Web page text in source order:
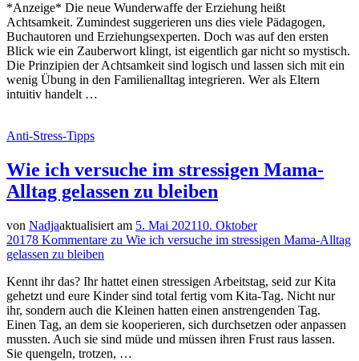
*Anzeige* Die neue Wunderwaffe der Erziehung heißt
Achtsamkeit. Zumindest suggerieren uns dies viele Pädagogen,
Buchautoren und Erziehungsexperten. Doch was auf den ersten
Blick wie ein Zauberwort klingt, ist eigentlich gar nicht so mystisch.
Die Prinzipien der Achtsamkeit sind logisch und lassen sich mit ein
wenig Übung in den Familienalltag integrieren. Wer als Eltern
intuitiv handelt …
Anti-Stress-Tipps
Wie ich versuche im stressigen Mama-
Alltag gelassen zu bleiben
von Nadjaaktualisiert am 5. Mai 202110. Oktober
20178 Kommentare zu Wie ich versuche im stressigen Mama-Alltag
gelassen zu bleiben
Kennt ihr das? Ihr hattet einen stressigen Arbeitstag, seid zur Kita
gehetzt und eure Kinder sind total fertig vom Kita-Tag. Nicht nur
ihr, sondern auch die Kleinen hatten einen anstrengenden Tag.
Einen Tag, an dem sie kooperieren, sich durchsetzen oder anpassen
mussten. Auch sie sind müde und müssen ihren Frust raus lassen.
Sie quengeln, trotzen, …